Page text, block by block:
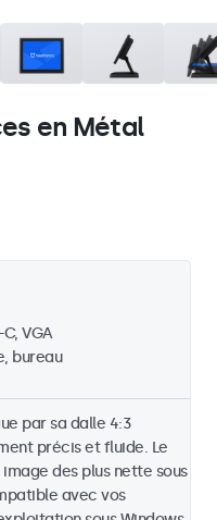
en Métal
VGA
bureau
par sa dalle 4:3
précis et fluide. Le
des plus nette sous
avec vos